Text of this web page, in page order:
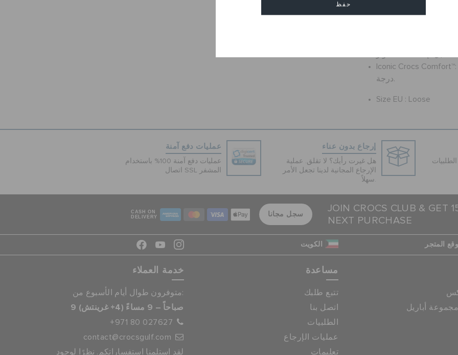
حفظ
تصريف الماء والاوساخ
Iconic Crocs Comfort™: خفيف الوزن. مرن. راحة 360
درجة.
Size EU : Loose
إرجاع بدون عناء
هل غيرت رأيك؟ لا تقلق. عملية
الإرجاع المجانية لدينا تجعل الأمر
سهلاً.
عمليات دفع آمنة
عمليات دفع آمنة 100% باستخدام
اتصال SSL المشفر
JOIN CROCS CLUB & GET
NEXT PURCHASE
سجل مجانا
CASH ON
DELIVERY
المتجر الكويت
أباريل
مساعدة
تتبع طلبك
اتصل بنا
الطلبيات
عمليات الإرجاع
تعليمات
خدمة العملاء
متوفرون طوال أيام الأسبوع من:
9 صباحاً – 9 مساءً (4+ غرينتش)
+971 80 027627
contact@crocsgulf.com
لقد استلمنا استفساراتكم. نظرًا لوجود